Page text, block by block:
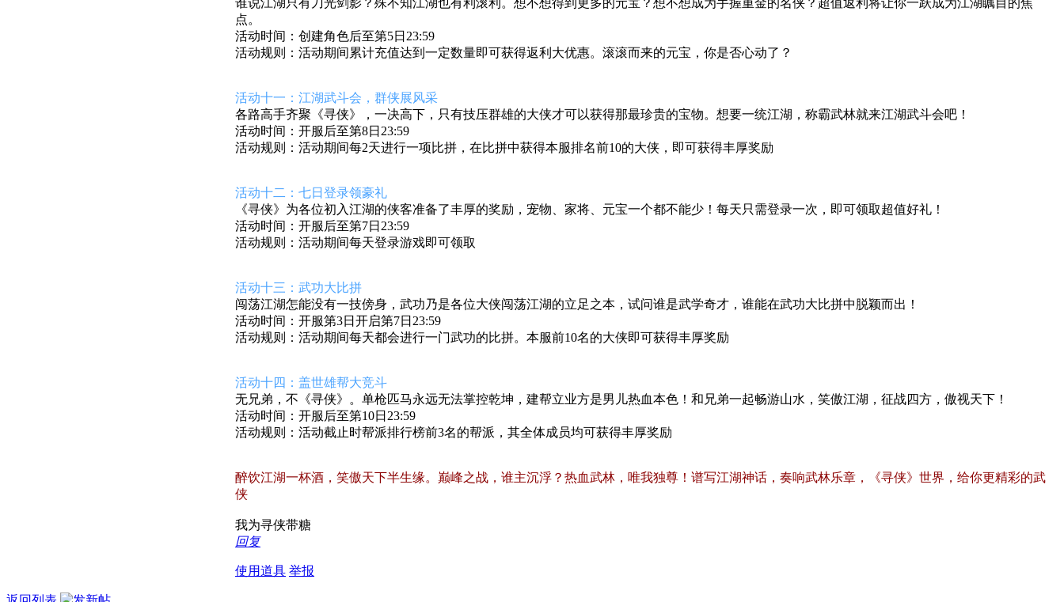
点。
活动时间：创建角色后至第5日23:59
活动规则：活动期间累计充值达到一定数量即可获得返利大优惠。滚滚而来的元宝，你是否心动了？
活动十一：江湖武斗会，群侠展风采
各路高手齐聚 《寻侠》
，一决高下，只有技压群雄的大侠才可以获得那最珍贵的宝物。想要一统江湖，称霸武林就来江湖武斗会吧！
活动时间：开服后至第8日23:59
活动规则：活动期间每2天进行一项比拼，在比拼中获得本服排名前10的大侠，即可获得丰厚奖励
活动十二：七日登录领豪礼
《寻侠》 为各位初入江湖的侠客准备了丰厚的奖励，宠物、家将、元宝一个都不能少！每天只需登录一次，即可领取超值好礼！
活动时间：开服后至第7日23:59
活动规则：活动期间每天登录游戏即可领取
活动十三：武功大比拼
闯荡江湖怎能没有一技傍身，武功乃是各位大侠闯荡江湖的立足之本，试问谁是武学奇才，谁能在武功大比拼中脱颖而出！
活动时间：开服第3日开启第7日23:59
活动规则：活动期间每天都会进行一门武功的比拼。本服前10名的大侠即可获得丰厚奖励
活动十四：盖世雄帮大竞斗
无兄弟，不《寻侠》。单枪匹马永远无法掌控乾坤，建帮立业方是男儿热血本色！和兄弟一起畅游山水，笑傲江湖，征战四方，傲视天下！
活动时间：开服后至第10日23:59
活动规则：活动截止时帮派排行榜前3名的帮派，其全体成员均可获得丰厚奖励
醉饮江湖一杯酒，笑傲天下半生缘。巅峰之战，谁主沉浮？热血武林，唯我独尊！谱写江湖神话，奏响武林乐章，《寻侠》世界，给你更精彩的武
侠
我为寻侠带糖
回复
使用道具 举报